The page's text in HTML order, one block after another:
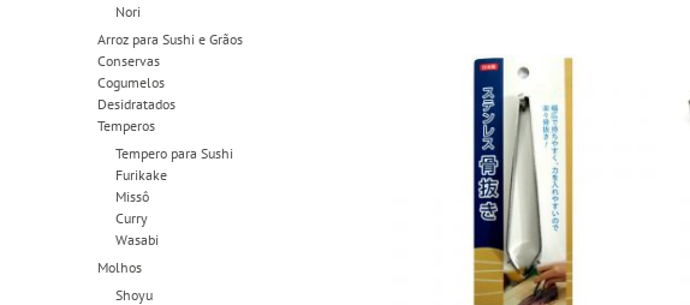
Nori
Arroz para Sushi e Grãos
Conservas
Cogumelos
Desidratados
Temperos
Tempero para Sushi
Furikake
Missô
Curry
Wasabi
Molhos
Shoyu